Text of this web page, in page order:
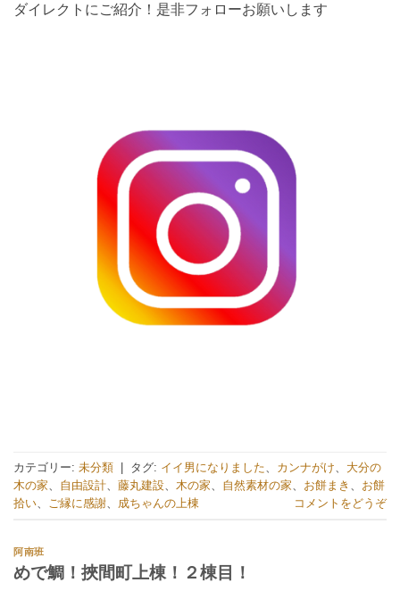
ダイレクトにご紹介！是非フォローお願いします
カテゴリー: 未分類 | タグ: イイ男になりました カンナがけ
大分の
木の家
自由設計 藤丸建設 木の家 自然素材の家 お餅まき
お餅
拾い
ご縁に感謝 成ちゃんの上棟 コメントをどうぞ
阿南班
めで鯛！挾間町上棟！２棟目！